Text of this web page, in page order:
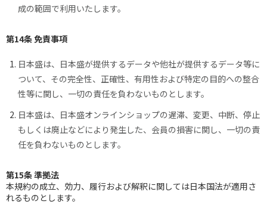
成の範囲で利用いたします。
第14条 免責事項
日本盛は、日本盛が提供するデータや他社が提供するデータ等に
ついて、その完全性、正確性、有用性および特定の目的への整合
性等に関し、一切の責任を負わないものとします。
日本盛は、日本盛オンラインショップの遅滞、変更、中断、停止
もしくは廃止などにより発生した、会員の損害に関し、一切の責
任を負わないものとします。
第15条 準拠法
本規約の成立、効力、履行および解釈に関しては日本国法が適用さ
れるものとします。